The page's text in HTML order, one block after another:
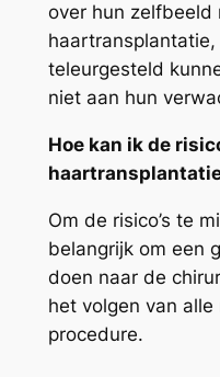
over hun zelfbeeld
teleurgesteld
niet aan hun
Hoe kan ik de
Om de risico’s te
belangrijk om een
doen naar de
het volgen van
procedure.